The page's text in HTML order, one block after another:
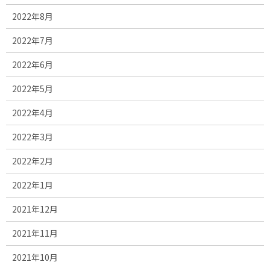
2022年8月
2022年7月
2022年6月
2022年5月
2022年4月
2022年3月
2022年2月
2022年1月
2021年12月
2021年11月
2021年10月